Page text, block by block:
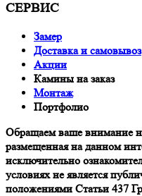
СЕРВИС
Замер
Доставка и самовывоз
Акции
Камины на заказ
Монтаж
Портфолио
Обращаем ваше внимание
размещенная на данном
исключительно
условиях не является
положениями Статьи 437